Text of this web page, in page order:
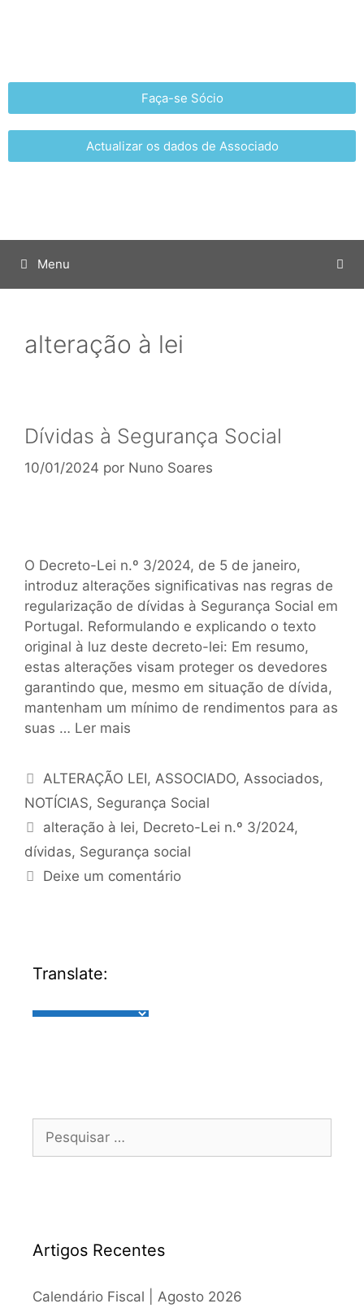
Faça-se Sócio
Actualizar os dados de Associado
Menu
alteração à lei
Dívidas à Segurança Social
10/01/2024 por Nuno Soares
O Decreto-Lei n.º 3/2024, de 5 de janeiro,
introduz alterações significativas nas regras de
regularização de dívidas à Segurança Social em
Portugal. Reformulando e explicando o texto
original à luz deste decreto-lei: Em resumo,
estas alterações visam proteger os devedores
garantindo que, mesmo em situação de dívida,
mantenham um mínimo de rendimentos para as
suas … Ler mais
ALTERAÇÃO LEI, ASSOCIADO, Associados,
NOTÍCIAS, Segurança Social
alteração à lei, Decreto-Lei n.º 3/2024,
dívidas, Segurança social
Deixe um comentário
Translate:
Artigos Recentes
Calendário Fiscal | Agosto 2026